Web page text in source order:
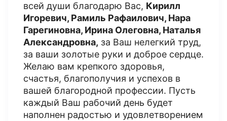
всей души благодарю Вас, Кирилл
Игоревич, Рамиль Рафаилович, Нара
Гарегиновна, Ирина Олеговна, Наталья
Александровна, за Ваш нелегкий труд,
за ваши золотые руки и доброе сердце.
Желаю вам крепкого здоровья,
счастья, благополучия и успехов в
вашей благородной профессии. Пусть
каждый Ваш рабочий день будет
наполнен радостью и удовлетворением